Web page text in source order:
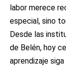
labor merece
especial, sino
Desde las
de Belén, hoy
aprendizaje